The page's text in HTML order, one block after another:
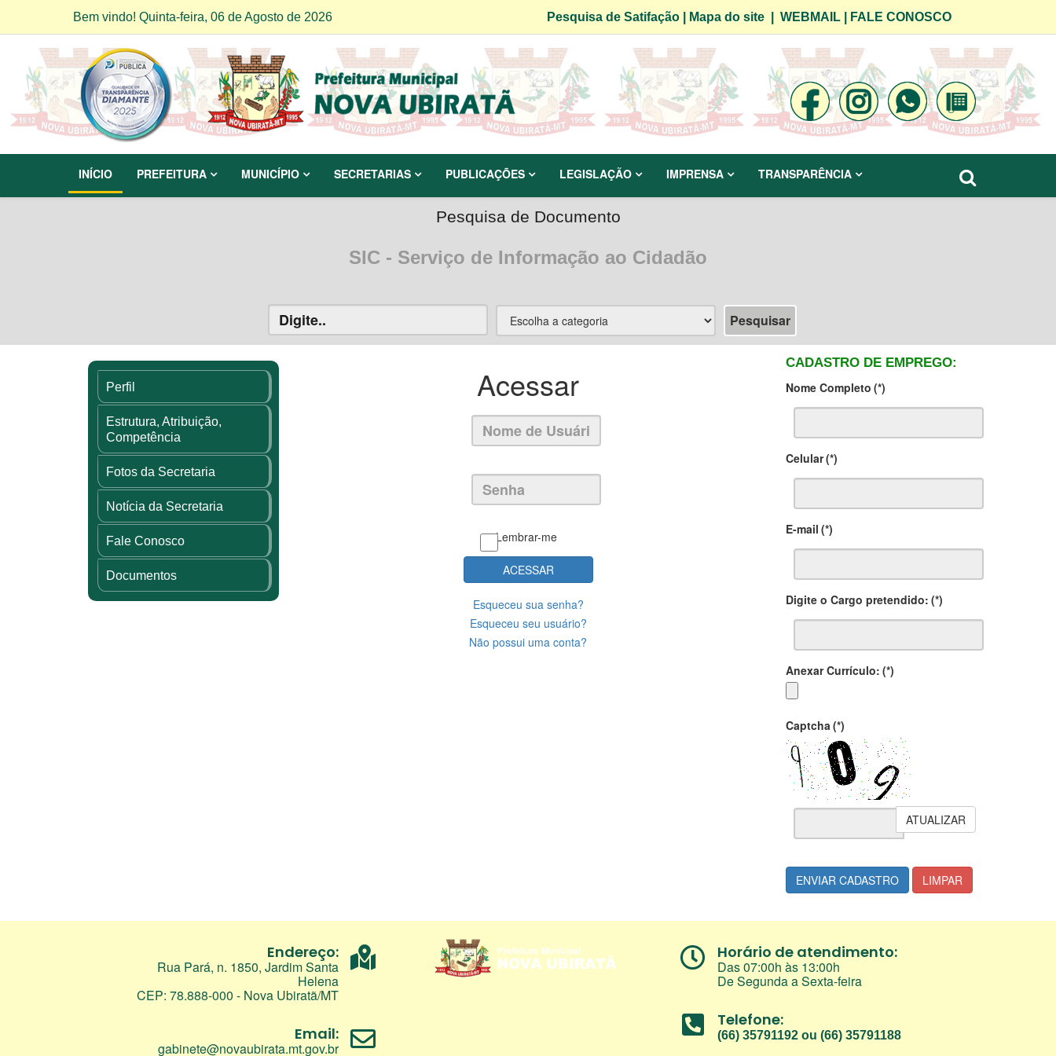
Bem vindo! Quinta-feira, 06 de Agosto de 2026 Pesquisa de Satifação| Mapa do site| WEBMAIL| FALE CONOSCO
INÍCIO PREFEITURA MUNICÍPIO SECRETARIAS PUBLICAÇÕES LEGISLAÇÃO IMPRENSA TRANSPARÊNCIA
Pesquisa de Documento
SIC - Serviço de Informação ao Cidadão
Perfil
Estrutura, Atribuição,
Competência
Fotos da Secretaria
Notícia da Secretaria
Fale Conosco
Documentos
Acessar
Lembrar-me
ACESSAR
Esqueceu sua senha?
Esqueceu seu usuário?
Não possui uma conta?
CADASTRO DE EMPREGO:
Nome Completo (*)
Celular(*)
E-mail (*)
Digite o Cargo pretendido: (*)
Anexar Currículo: (*)
Captcha(*)
ATUALIZAR
ENVIAR CADASTRO LIMPAR
Endereço:
Rua Pará, n. 1850, Jardim Santa
Helena
CEP: 78.888-000 - Nova Ubiratã/MT
Email:
gabinete@novaubirata.mt.gov.br
Horário de atendimento:
Das 07:00h às 13:00h
De Segunda a Sexta-feira
Telefone:
(66) 35791192 ou (66) 35791188